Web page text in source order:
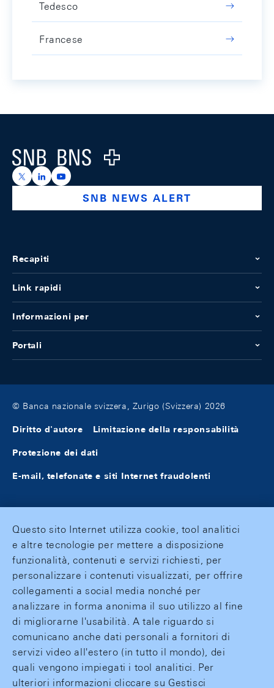
Tedesco
Francese
Logo
https://x.com/snb_bns
https://ch.linkedin.com/company/swiss-national-
https://www.youtube.com/@swissnationalbank
SNB NEWS ALERT
Recapiti
Link rapidi
Informazioni per
Portali
© Banca nazionale svizzera, Zurigo (Svizzera) 2026
Diritto d'autore Limitazione della responsabilità
Protezione dei dati
E-mail, telefonate e siti Internet fraudolenti
Questo sito Internet utilizza cookie, tool analitici
e altre tecnologie per mettere a disposizione
funzionalità, contenuti e servizi richiesti, per
personalizzare i contenuti visualizzati, per offrire
collegamenti a social media nonché per
analizzare in forma anonima il suo utilizzo al fine
di migliorarne l'usabilità. A tale riguardo si
comunicano anche dati personali a fornitori di
servizi video all'estero (in tutto il mondo), dei
quali vengono impiegati i tool analitici. Per
ulteriori informazioni cliccare su Gestisci